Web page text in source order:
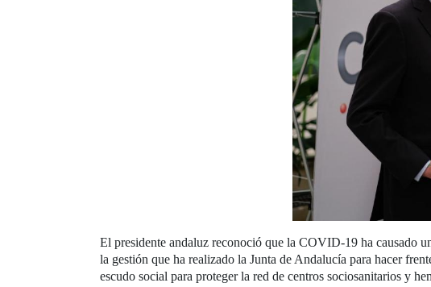
El presidente andaluz reconoció que la COVID-19 ha causado
la gestión que ha realizado la Junta de Andalucía para hacer
escudo social para proteger la red de centros sociosanitarios y